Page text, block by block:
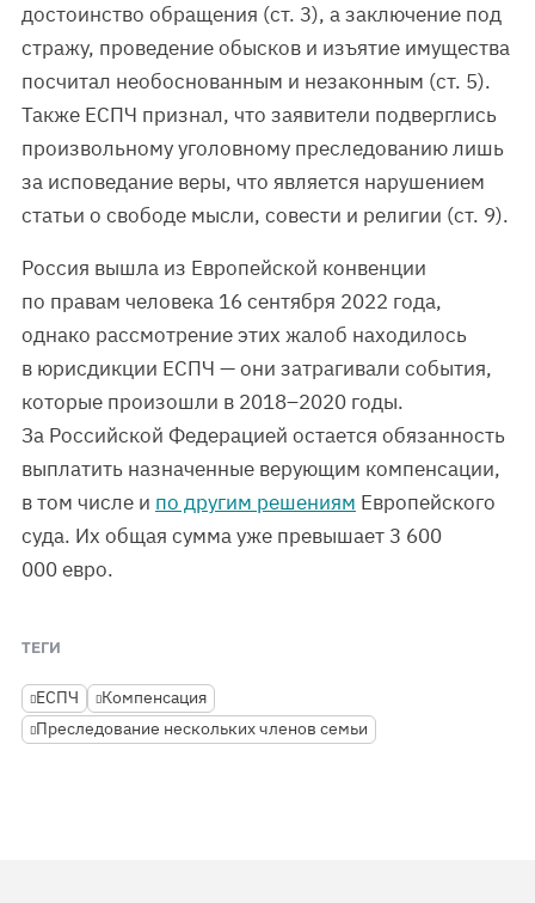
достоинство обращения (ст. 3), а заключение под
стражу, проведение обысков и изъятие имущества
посчитал необоснованным и незаконным (ст. 5).
Также ЕСПЧ признал, что заявители подверглись
произвольному уголовному преследованию лишь
за исповедание веры, что является нарушением
статьи о свободе мысли, совести и религии (ст. 9).
Россия вышла из Европейской конвенции
по правам человека 16 сентября 2022 года,
однако рассмотрение этих жалоб находилось
в юрисдикции ЕСПЧ — они затрагивали события,
которые произошли в 2018–2020 годы.
За Российской Федерацией остается обязанность
выплатить назначенные верующим компенсации,
в том числе и по другим решениям Европейского
суда. Их общая сумма уже превышает 3 600
000 евро.
ТЕГИ
ЕСПЧ
Компенсация
Преследование нескольких членов семьи